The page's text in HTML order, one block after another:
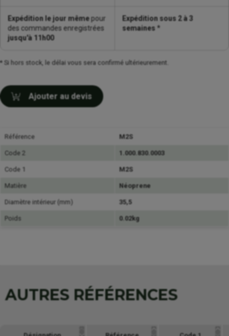
Expédition le jour mêmepour
des commandes enregistrées
jusqu'à 11h00
Expédition sous 2 à 3
semaines *
* Si hors stock, le délai vous sera confirmé ultérieurement.
Ajouter au devis
Référence M2S
Code 2 1.000.830.0003
Code 1 M2S
Matière Néoprene
Diamètre intérieur (mm) 35,5
Poids 0.02kg
AUTRES RÉFÉRENCES